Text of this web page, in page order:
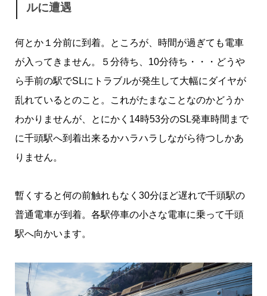
ルに遭遇
何とか１分前に到着。ところが、時間が過ぎても電車
が入ってきません。５分待ち、10分待ち・・・どうや
ら手前の駅でSⅬにトラブルが発生して大幅にダイヤが
乱れているとのこと。これがたまなことなのかどうか
わかりませんが、とにかく14時53分のSⅬ発車時間まで
に千頭駅へ到着出来るかハラハラしながら待つしかあ
りません。
暫くすると何の前触れもなく30分ほど遅れで千頭駅の
普通電車が到着。各駅停車の小さな電車に乗って千頭
駅へ向かいます。